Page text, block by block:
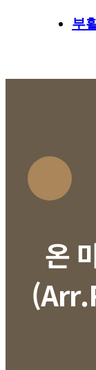
부
온